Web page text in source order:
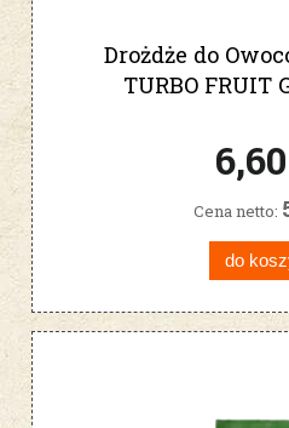
Drożdże do
TURBO FRUIT
Cena netto:
do